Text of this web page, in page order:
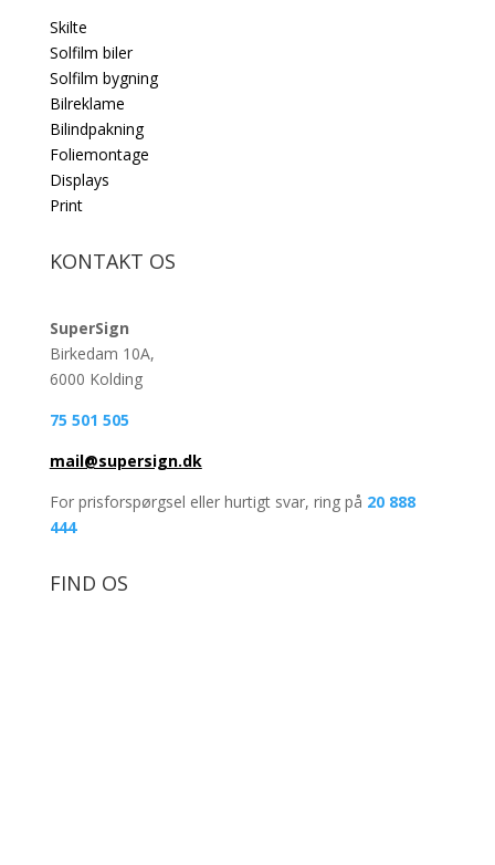
Skilte
Solfilm biler
Solfilm bygning
Bilreklame
Bilindpakning
Foliemontage
Displays
Print
KONTAKT OS
SuperSign
Birkedam 10A,
6000 Kolding
75 501 505
mail@supersign.dk
For prisforspørgsel eller hurtigt svar, ring på 20 888
444
FIND OS